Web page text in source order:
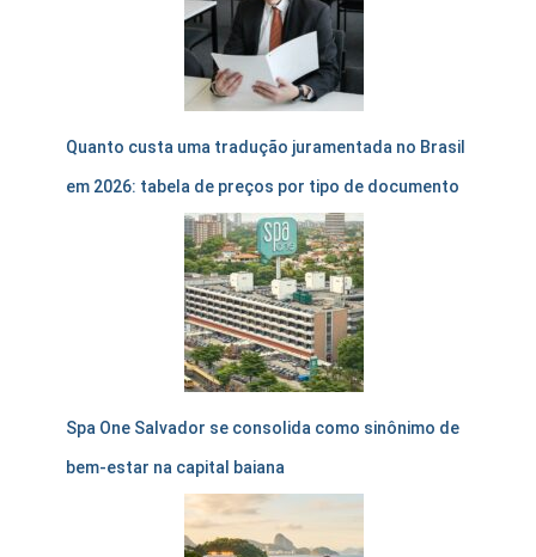
Quanto custa uma tradução juramentada no Brasil
em 2026: tabela de preços por tipo de documento
Spa One Salvador se consolida como sinônimo de
bem-estar na capital baiana